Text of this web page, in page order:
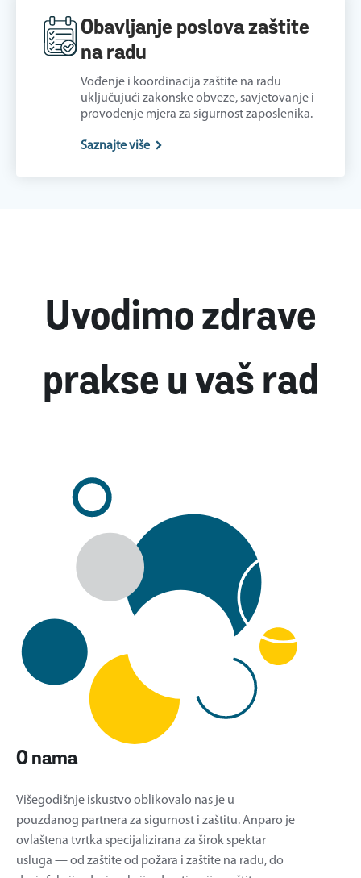
Obavljanje poslova zaštite
na radu
Vođenje i koordinacija zaštite na radu
uključujući zakonske obveze, savjetovanje i
provođenje mjera za sigurnost zaposlenika.
Saznajte više
Uvodimo zdrave
prakse u vaš rad
O nama
Višegodišnje iskustvo oblikovalo nas je u
pouzdanog partnera za sigurnost i zaštitu. Anparo je
ovlaštena tvrtka specijalizirana za širok spektar
usluga — od zaštite od požara i zaštite na radu, do